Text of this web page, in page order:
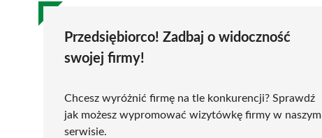
Przedsiębiorco! Zadbaj o widoczność
swojej firmy!
Chcesz wyróżnić firmę na tle konkurencji? Sprawdź
jak możesz wypromować wizytówkę firmy w naszym
serwisie.